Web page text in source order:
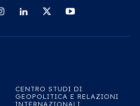
CENTRO STUDI DI
GEOPOLITICA E RELAZIONI
INTERNAZIONALI